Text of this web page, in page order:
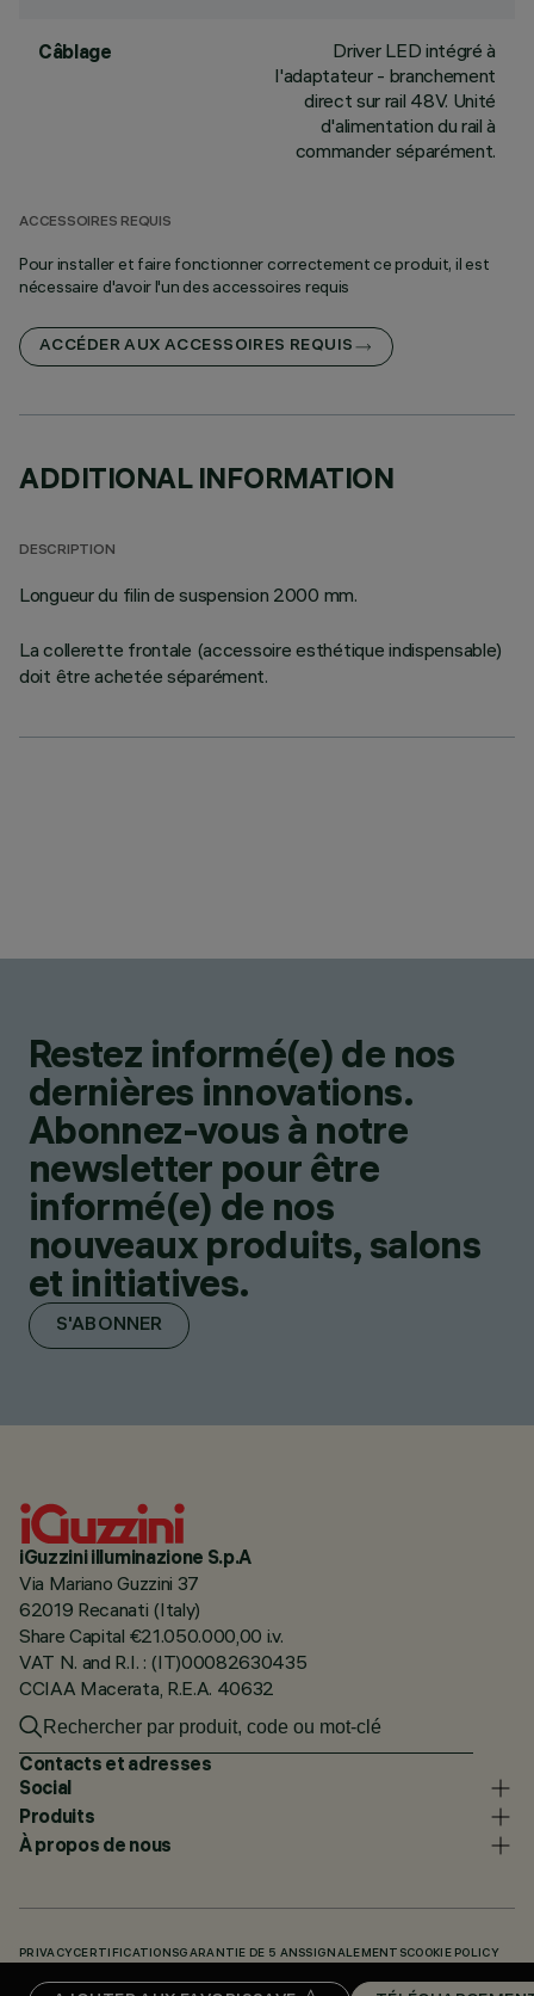
Câblage
Driver LED intégré à
l'adaptateur - branchement
direct sur rail 48V. Unité
d'alimentation du rail à
commander séparément.
ACCESSOIRES REQUIS
Pour installer et faire fonctionner correctement ce produit, il est
nécessaire d'avoir l'un des accessoires requis
ACCÉDER AUX ACCESSOIRES REQUIS
ADDITIONAL INFORMATION
DESCRIPTION
Longueur du filin de suspension 2000 mm.
La collerette frontale (accessoire esthétique indispensable)
doit être achetée séparément.
Restez informé(e) de nos
dernières innovations.
Abonnez-vous à notre
newsletter pour être
informé(e) de nos
nouveaux produits, salons
et initiatives.
S'ABONNER
iGuzzini illuminazione S.p.A
Via Mariano Guzzini 37
62019 Recanati (Italy)
Share Capital €21.050.000,00 i.v.
VAT N. and R.I. : (IT)00082630435
CCIAA Macerata, R.E.A. 40632
Contacts et adresses
Social
Produits
À propos de nous
PRIVACY CERTIFICATIONSGARANTIE DE 5 ANSSIGNALEMENTSCOOKIE POLICY